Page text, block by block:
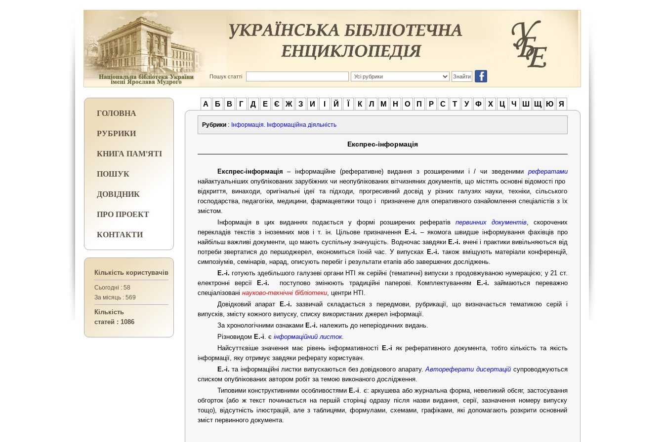
Пошук статті
ГОЛОВНА
РУБРИКИ
КНИГА ПАМ'ЯТІ
ПОШУК
ДОВІДНИК
ПРО ПРОЕКТ
КОНТАКТИ
Кількість користувачів
Сьогодні : 58
За місяць : 569
Кількість
статей : 1086
А Б В Г Д Е Є Ж З И І Й Ї К Л М Н О П Р С Т У Ф Х Ц Ч Ш Щ Ю Я
Рубрики: Інформація. Інформаційна діяльність
Експрес-інформація
Експрес-інформація – інформаційне (реферативне) видання з розширеними і / чи зведеними рефератами
найактуальніших опублікованих зарубіжних чи неопублікованих вітчизняних документів, що містять основні відомості про
відкриття, винаходи, оригінальні ідеї та підходи, прогресивний досвід у різних галузях науки, техніки, сільського
господарства, педагогіки, медицини, фармацевтики тощо і призначене для оперативного ознайомлення спеціалістів з їх
змістом.
Інформація в цих виданнях подається у формі розширених рефератівпервинних документів, скорочених
перекладів текстів з іноземних мов і т. ін. Цільове призначення Е.-і. – якомога швидше інформування фахівців про
найбільш важливі документи, що мають суспільну значущість. Водночас завдяки Е.-і. вчені і практики вивільняються від
потреби звертатися до першоджерел, економиться їхній час. У випусках Е.-і. також вміщують матеріали конференцій,
симпозіумів, семінарів, нарад, описують перебіг і результати етапів або завершених досліджень.
Е.-і. готують здебільшого галузеві органи НТІ як серійні (тематичні) випуски з продовжуваною нумерацією; у 21 ст.
електронні версії
Е.-і. поступово змінюють традиційні паперові. Комплек­туванням Е.-і. займаються переважно
спеціалізовані нау­ко­во-технічні бібліотеки, центри НТІ.
Довідковий апарат
Е.-і. зазвичай складається з передмови, рубрикації, що визначається тематикою серій і
випусків, змісту кожного випуску, списку використаних джерел інформації.
За хронологічними ознаками Е.-і. належить до неперіодичних видань.
Різновидом Е.-і. є інформаційний листок.
Найсуттєвіше значення має рівень інформативності
Е.-і як реферативного документа, тобто кількість та якість
інформації, яку отримує завдяки реферату користувач.
Е.-і. та інформаційні листки випускаються без довідкового апарату.Автореферати дисертаційсупроводжуються
списком опублікованих автором робіт за темою виконаного дослідження.
Типовими конструктивними особливостями Е.-і. є: аркушева або журнальна форма, невеликий обсяг, застосування
обгорток (або ж текст починається на першій сторінці одразу після назви видання, серії, зазначення номеру випуску
тощо), відсутність ілюстрацій, але з таблицями, формулами, схемами, графіками, які допомагають розкрити основний
зміст первинного документа.